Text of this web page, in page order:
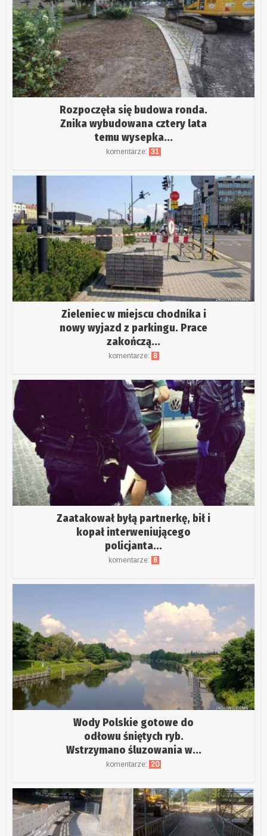
Rozpoczęła się budowa ronda.
Znika wybudowana cztery lata
temu wysepka...
komentarze: 31
Zieleniec w miejscu chodnika i
nowy wyjazd z parkingu. Prace
zakończą...
komentarze: 8
Zaatakował byłą partnerkę, bił i
kopał interweniującego
policjanta...
komentarze: 8
Wody Polskie gotowe do
odłowu śniętych ryb.
Wstrzymano śluzowania w...
komentarze: 20